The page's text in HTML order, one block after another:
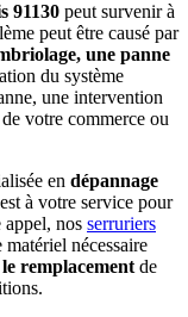
91130 peut survenir à
peut être causé par
une panne
du système
une intervention
votre commerce ou
en dépannage
est à votre service pour
nos serruriers
nécessaire
remplacement de